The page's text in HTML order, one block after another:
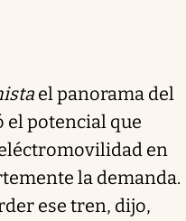
el panorama del
el potencial que
en
la demanda.
ese tren, dijo,